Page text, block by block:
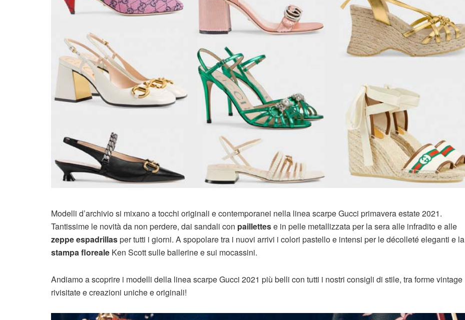
Modelli d’archivio si mixano a tocchi originali e contemporanei nella linea scarpe Gucci primavera estate 2021.
Tantissime le novità da non perdere, dai sandali con paillettese in pelle metallizzata per la sera alle infradito e alle
zeppe espadrillasper tutti i giorni. A spopolare tra i nuovi arrivi i colori pastello e intensi per le décolleté eleganti e la
stampa floreale Ken Scott sulle ballerine e sui mocassini.
Andiamo a scoprire i modelli della linea scarpe Gucci 2021 più belli con tutti i nostri consigli di stile, tra forme vintage
rivisitate e creazioni uniche e originali!